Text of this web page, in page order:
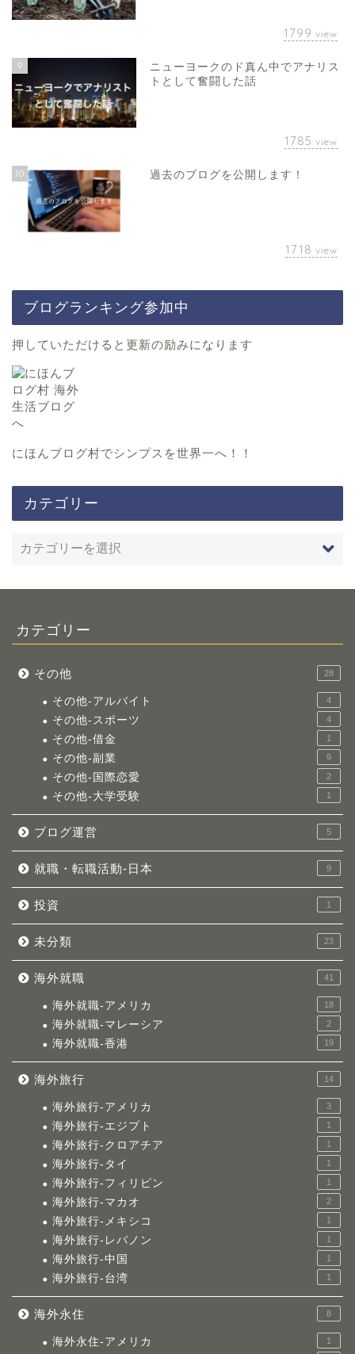
1799 view
9
ニューヨークのド真ん中でアナリス
トとして奮闘した話
1785 view
10 過去のブログを公開します！
1718 view
ブログランキング参加中
押していただけると更新の励みになります
にほんブログ村でシンプスを世界一へ！！
カテゴリー
カテゴリー
その他 28
その他-アルバイト 4
その他-スポーツ 4
その他-借金 1
その他-副業 9
その他-国際恋愛 2
その他-大学受験 1
ブログ運営 5
就職・転職活動-日本 9
投資 1
未分類 23
海外就職 41
海外就職-アメリカ 18
海外就職-マレーシア 2
海外就職-香港 19
海外旅行 14
海外旅行-アメリカ 3
海外旅行-エジプト 1
海外旅行-クロアチア 1
海外旅行-タイ 1
海外旅行-フィリピン 1
海外旅行-マカオ 2
海外旅行-メキシコ 1
海外旅行-レバノン 1
海外旅行-中国 1
海外旅行-台湾 1
海外永住 8
海外永住-アメリカ 1